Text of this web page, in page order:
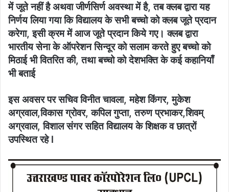
में जूते नहीं है अथवा जीर्णसिर्ण अवस्था में है, तब क्लब द्वारा यह
निर्णय लिया गया कि विद्यालय के सभी बच्चो को क्लब जूते प्रदान
करेगा, इसी क्रम में आज जूते प्रदान किये गए। क्लब द्वारा
भारतीय सेना के ऑपरेशन सिन्दूर को सलाम करते हुए बच्चो को
मिठाई भी वितरित की, तथा बच्चो को देशभक्ति के कई कहानियाँ
भी बताई
इस अवसर पर सचिव विनीत चावला, महेश किंगर, मुकेश
अग्रवाल,विकास ग्रोवर, कपिल गुप्ता, तरुण प्रभाकर,शिवम्
अग्रवाल, विशाल संगर सहित विद्यालय के शिक्षक व छात्रों
उपस्थित रहे l